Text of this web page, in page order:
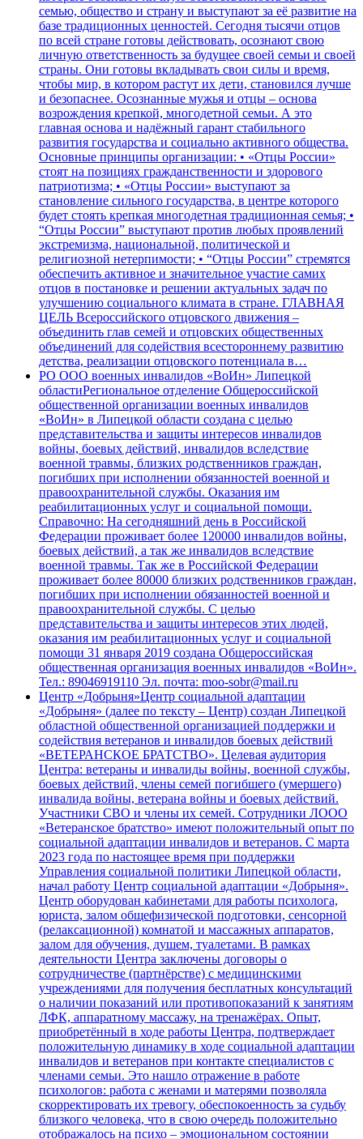
семью, общество и страну и выступают за её развитие на
базе традиционных ценностей. Сегодня тысячи отцов
по всей стране готовы действовать, осознают свою
личную ответственность за будущее своей семьи и своей
страны. Они готовы вкладывать свои силы и время,
чтобы мир, в котором растут их дети, становился лучше
и безопаснее. Осознанные мужья и отцы – основа
возрождения крепкой, многодетной семьи. А это
главная основа и надёжный гарант стабильного
развития государства и социально активного общества.
Основные принципы организации: • «Отцы России»
стоят на позициях гражданственности и здорового
патриотизма; • «Отцы России» выступают за
становление сильного государства, в центре которого
будет стоять крепкая многодетная традиционная семья; •
“Отцы России” выступают против любых проявлений
экстремизма, национальной, политической и
религиозной нетерпимости; • “Отцы России” стремятся
обеспечить активное и значительное участие самих
отцов в постановке и решении актуальных задач по
улучшению социального климата в стране. ГЛАВНАЯ
ЦЕЛЬ Всероссийского отцовского движения –
объединить глав семей и отцовских общественных
объединений для содействия всестороннему развитию
детства, реализации отцовского потенциала в…
РО ООО военных инвалидов «ВоИн» Липецкой
областиРегиональное отделение Общероссийской
общественной организации военных инвалидов
«ВоИн» в Липецкой области создана с целью
представительства и защиты интересов инвалидов
войны, боевых действий, инвалидов вследствие
военной травмы, близких родственников граждан,
погибших при исполнении обязанностей военной и
правоохранительной службы. Оказания им
реабилитационных услуг и социальной помощи.
Справочно: На сегодняшний день в Российской
Федерации проживает более 120000 инвалидов войны,
боевых действий, а так же инвалидов вследствие
военной травмы. Так же в Российской Федерации
проживает более 80000 близких родственников граждан,
погибших при исполнении обязанностей военной и
правоохранительной службы. С целью
представительства и защиты интересов этих людей,
оказания им реабилитационных услуг и социальной
помощи 31 января 2019 создана Общероссийская
общественная организация военных инвалидов «ВоИн».
Тел.: 89046919110 Эл. почта: moo-sobr@mail.ru
Центр «Добрыня»Центр социальной адаптации
«Добрыня» (далее по тексту – Центр) создан Липецкой
областной общественной организацией поддержки и
содействия ветеранов и инвалидов боевых действий
«ВЕТЕРАНСКОЕ БРАТСТВО». Целевая аудитория
Центра: ветераны и инвалиды войны, военной службы,
боевых действий, члены семей погибшего (умершего)
инвалида войны, ветерана войны и боевых действий.
Участники СВО и члены их семей. Сотрудники ЛООО
«Ветеранское братство» имеют положительный опыт по
социальной адаптации инвалидов и ветеранов. С марта
2023 года по настоящее время при поддержки
Управления социальной политики Липецкой области,
начал работу Центр социальной адаптации «Добрыня».
Центр оборудован кабинетами для работы психолога,
юриста, залом общефизической подготовки, сенсорной
(релаксационной) комнатой и массажных аппаратов,
залом для обучения, душем, туалетами. В рамках
деятельности Центра заключены договоры о
сотрудничестве (партнёрстве) с медицинскими
учреждениями для получения бесплатных консультаций
о наличии показаний или противопоказаний к занятиям
ЛФК, аппаратному массажу, на тренажёрах. Опыт,
приобретённый в ходе работы Центра, подтверждает
положительную динамику в ходе социальной адаптации
инвалидов и ветеранов при контакте специалистов с
членами семьи. Это нашло отражение в работе
психологов: работа с женами и матерями позволяла
скорректировать их тревогу, обеспокоенность за судьбу
близкого человека, что в свою очередь положительно
отображалось на психо – эмоциональном состоянии